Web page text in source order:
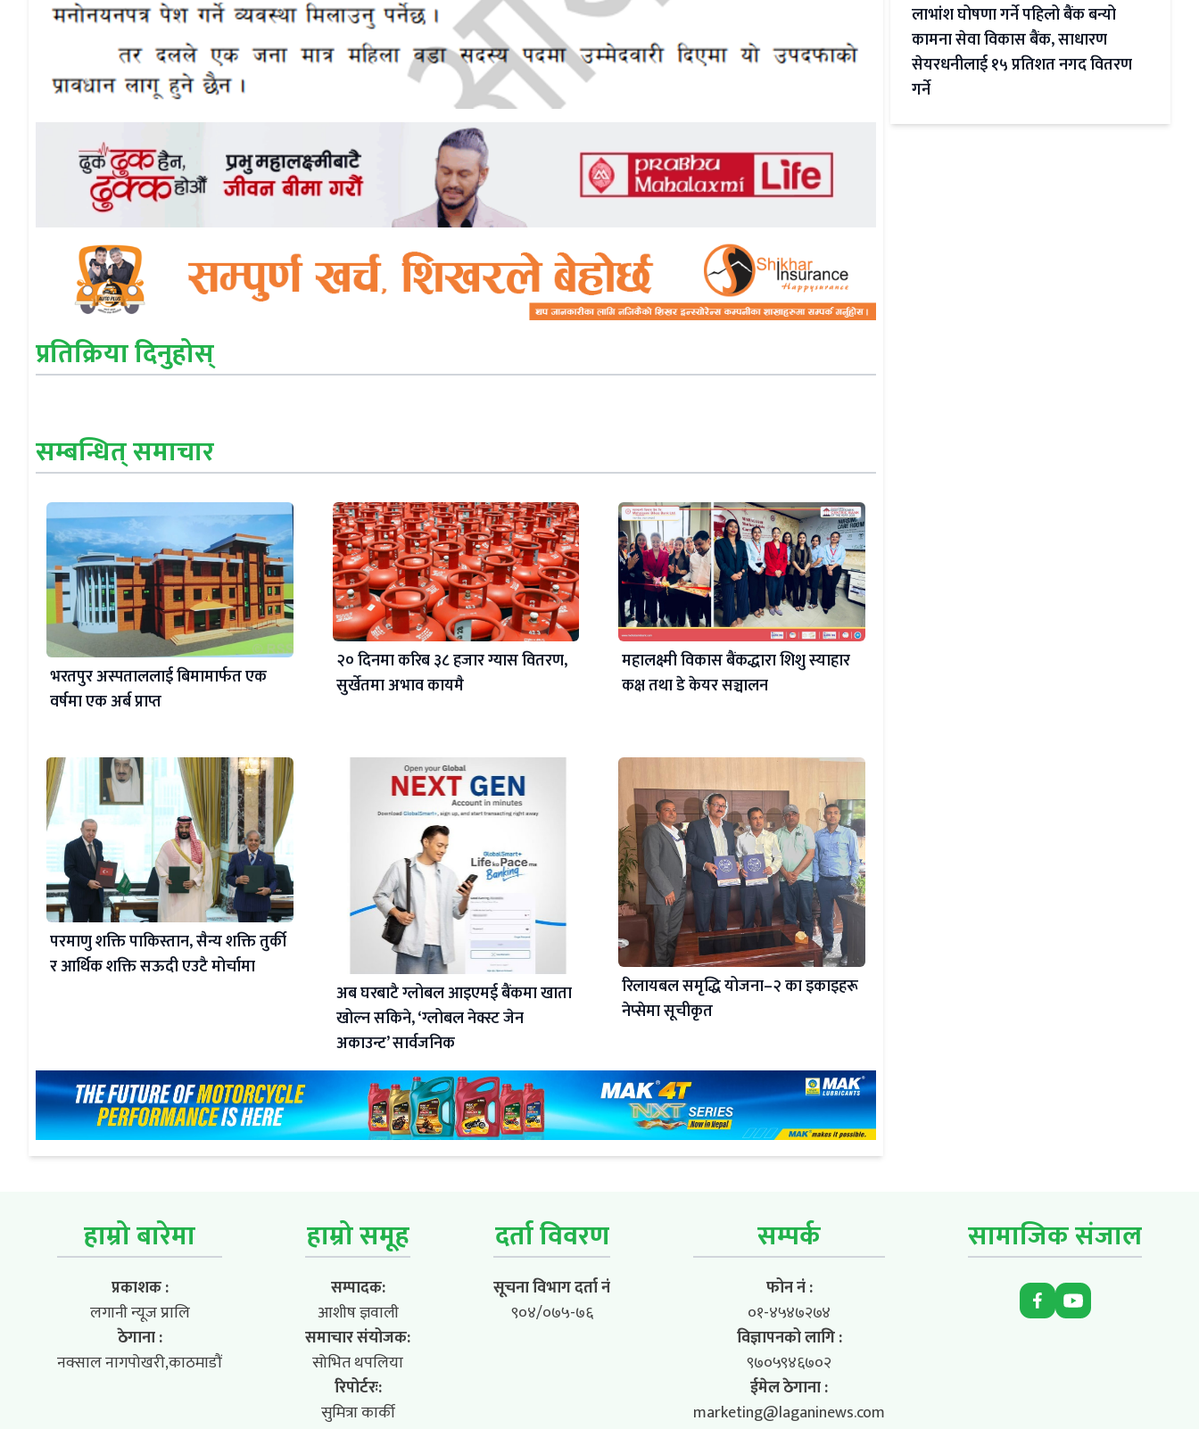
प्रतिक्रिया दिनुहोस्
सम्बन्धित् समाचार
भरतपुर अस्पताललाई बिमामार्फत एक
वर्षमा एक अर्ब प्राप्त
२० दिनमा करिब ३८ हजार ग्यास वितरण,
सुर्खेतमा अभाव कायमै
महालक्ष्मी विकास बैंकद्धारा शिशु स्याहार
कक्ष तथा डे केयर सञ्चालन
परमाणु शक्ति पाकिस्तान, सैन्य शक्ति तुर्की
र आर्थिक शक्ति सऊदी एउटै मोर्चामा
अब घरबाटै ग्लोबल आइएमई बैंकमा खाता
खोल्न सकिने, ‘ग्लोबल नेक्स्ट जेन
अकाउन्ट’ सार्वजनिक
रिलायबल समृद्धि योजना–२ का इकाइहरू
नेप्सेमा सूचीकृत
लाभांश घोषणा गर्ने पहिलो बैंक बन्यो
कामना सेवा विकास बैंक, साधारण
सेयरधनीलाई १५ प्रतिशत नगद वितरण
गर्ने
हाम्रो बारेमा
प्रकाशक :
लगानी न्यूज प्रालि
ठेगाना :
नक्साल नागपोखरी,काठमाडौं
हाम्रो समूह
सम्पादक:
आशीष ज्ञवाली
समाचार संयोजक:
सोभित थपलिया
रिपोर्टरः:
सुमित्रा कार्की
दर्ता विवरण
सूचना विभाग दर्ता नं
९०४/०७५-७६
सम्पर्क
फोन नं :
०१-४५४७२७४
विज्ञापनको लागि :
९७०५९४६७०२
ईमेल ठेगाना :
marketing@laganinews.com
सामाजिक संजाल